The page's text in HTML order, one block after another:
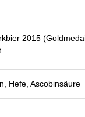
2015
Hefe, Ascobinsäure